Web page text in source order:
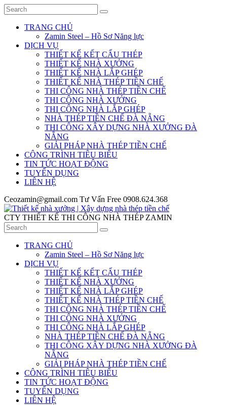
TRANG CHỦ
Zamin Steel – Hồ Sơ Năng lực
DỊCH VỤ
THIẾT KẾ KẾT CẤU THÉP
THIẾT KẾ NHÀ XƯỞNG
THIẾT KẾ NHÀ LẮP GHÉP
THIẾT KẾ NHÀ THÉP TIỀN CHẾ
THI CÔNG NHÀ THÉP TIỀN CHẾ
THI CÔNG NHÀ XƯỞNG
THI CÔNG NHÀ LẮP GHÉP
NHÀ THÉP TIỀN CHẾ ĐÀ NẴNG
THI CÔNG XÂY DỰNG NHÀ XƯỞNG ĐÀ
NẴNG
GIẢI PHÁP NHÀ THÉP TIỀN CHẾ
CÔNG TRÌNH TIÊU BIỂU
TIN TỨC HOẠT ĐỘNG
TUYỂN DỤNG
LIÊN HỆ
Ceozamin@gmail.com Tư Vấn Free 0908.624.368
CTY THIẾT KẾ THI CÔNG NHÀ THÉP ZAMIN
TRANG CHỦ
Zamin Steel – Hồ Sơ Năng lực
DỊCH VỤ
THIẾT KẾ KẾT CẤU THÉP
THIẾT KẾ NHÀ XƯỞNG
THIẾT KẾ NHÀ LẮP GHÉP
THIẾT KẾ NHÀ THÉP TIỀN CHẾ
THI CÔNG NHÀ THÉP TIỀN CHẾ
THI CÔNG NHÀ XƯỞNG
THI CÔNG NHÀ LẮP GHÉP
NHÀ THÉP TIỀN CHẾ ĐÀ NẴNG
THI CÔNG XÂY DỰNG NHÀ XƯỞNG ĐÀ
NẴNG
GIẢI PHÁP NHÀ THÉP TIỀN CHẾ
CÔNG TRÌNH TIÊU BIỂU
TIN TỨC HOẠT ĐỘNG
TUYỂN DỤNG
LIÊN HỆ